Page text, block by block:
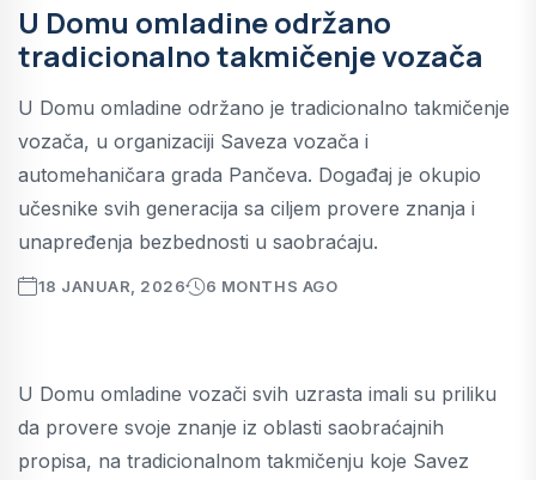
U Domu omladine održano
tradicionalno takmičenje vozača
U Domu omladine održano je tradicionalno takmičenje
vozača, u organizaciji Saveza vozača i
automehaničara grada Pančeva. Događaj je okupio
učesnike svih generacija sa ciljem provere znanja i
unapređenja bezbednosti u saobraćaju.
18 JANUAR, 2026 6 MONTHS AGO
U Domu omladine vozači svih uzrasta imali su priliku
da provere svoje znanje iz oblasti saobraćajnih
propisa, na tradicionalnom takmičenju koje Savez